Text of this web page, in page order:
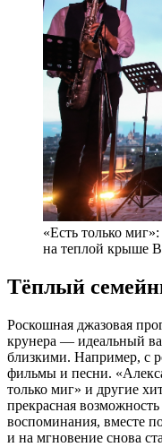
«Есть только
на теплой крыше
Тёплый
Роскошная джазовая
крунера — идеальный
близкими. Например, с
фильмы и песни.
только миг» и другие
прекрасная
воспоминания, вместе
и на мгновение снова